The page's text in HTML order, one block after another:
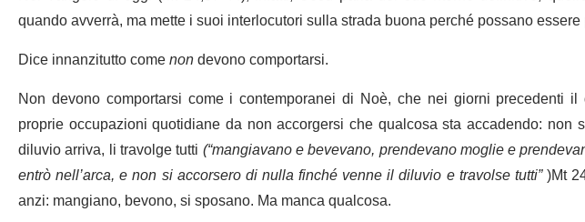
quando avverrà, ma mette i suoi interlocutori sulla strada buona perché possano
Dice innanzitutto comenondevono comportarsi.
Non devono comportarsi come i contemporanei di Noè, che nei giorni precedenti
proprie occupazioni quotidiane da non accorgersi che qualcosa sta accadendo:
diluvio arriva, li travolge tutti(“mangiavano e bevevano, prendevano moglie e
entrò nell’arca,e non si accorsero di nulla finché venne il diluvio e travolse tutti”)Mt
anzi: mangiano, bevono, si sposano. Ma manca qualcosa.